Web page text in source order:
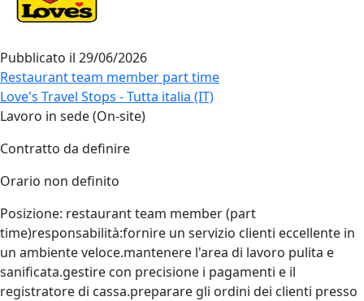
Pubblicato il 29/06/2026
Restaurant team member part time
Love's Travel Stops - Tutta italia (IT)
Lavoro in sede (On-site)
Contratto da definire
Orario non definito
Posizione: restaurant team member (part
time)responsabilità:fornire un servizio clienti eccellente in
un ambiente veloce.mantenere l'area di lavoro pulita e
sanificata.gestire con precisione i pagamenti e il
registratore di cassa.preparare gli ordini dei clienti presso